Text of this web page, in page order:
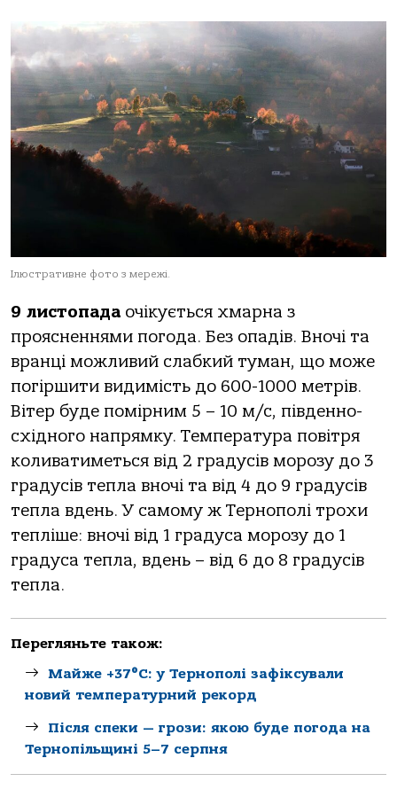
Ілюстративне фото з мережі.
9 листопада очікується хмарна з
проясненнями погода. Без опадів. Вночі та
вранці можливий слабкий туман, що може
погіршити видимість до 600-1000 метрів.
Вітер буде помірним 5 – 10 м/с, південно-
східного напрямку. Температура повітря
коливатиметься від 2 градусів морозу до 3
градусів тепла вночі та від 4 до 9 градусів
тепла вдень. У самому ж Тернополі трохи
тепліше: вночі від 1 градуса морозу до 1
градуса тепла, вдень – від 6 до 8 градусів
тепла.
Перегляньте також:
Майже +37°C: у Тернополі зафіксували
новий температурний рекорд
Після спеки — грози: якою буде погода на
Тернопільщині 5–7 серпня